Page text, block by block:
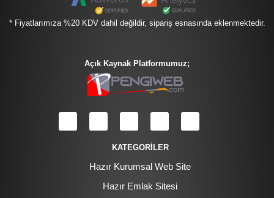
* Fiyatlarımıza %20 KDV dahil değildir, sipariş esnasında eklenmektedir.
Açık Kaynak Platformumuz;
KATEGORİLER
Hazır Kurumsal Web Site
Hazır Emlak Sitesi